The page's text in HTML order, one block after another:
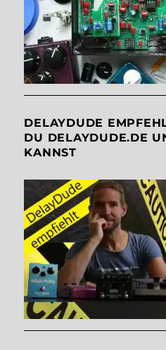
DELAYDUDE
DU DELAYDUDE.DE
KANNST